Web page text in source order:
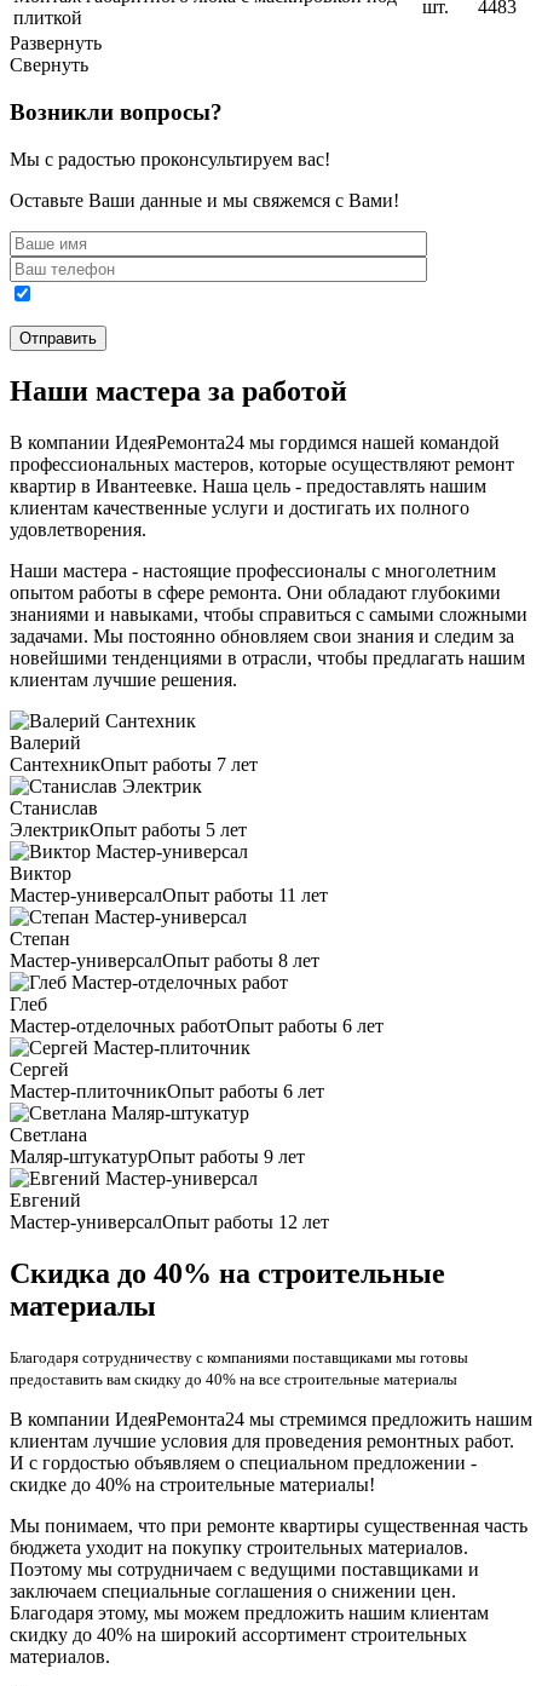
плиткой
шт.
4483
Развернуть
Свернуть
Возникли вопросы?
Мы с радостью проконсультируем вас!
Оставьте Ваши данные и мы свяжемся с Вами!
Наши мастера за работой
В компании ИдеяРемонта24 мы гордимся нашей командой
профессиональных мастеров, которые осуществляют ремонт
квартир в Ивантеевке. Наша цель - предоставлять нашим
клиентам качественные услуги и достигать их полного
удовлетворения.
Наши мастера - настоящие профессионалы с многолетним
опытом работы в сфере ремонта. Они обладают глубокими
знаниями и навыками, чтобы справиться с самыми сложными
задачами. Мы постоянно обновляем свои знания и следим за
новейшими тенденциями в отрасли, чтобы предлагать нашим
клиентам лучшие решения.
Валерий
СантехникОпыт работы 7 лет
Станислав
ЭлектрикОпыт работы 5 лет
Виктор
Мастер-универсалОпыт работы 11 лет
Степан
Мастер-универсалОпыт работы 8 лет
Глеб
Мастер-отделочных работОпыт работы 6 лет
Сергей
Мастер-плиточникОпыт работы 6 лет
Светлана
Маляр-штукатурОпыт работы 9 лет
Евгений
Мастер-универсалОпыт работы 12 лет
Скидка до 40% на строительные
материалы
Благодаря сотрудничеству с компаниями поставщиками мы готовы
предоставить вам скидку до 40% на все строительные материалы
В компании ИдеяРемонта24 мы стремимся предложить нашим
клиентам лучшие условия для проведения ремонтных работ.
И с гордостью объявляем о специальном предложении -
скидке до 40% на строительные материалы!
Мы понимаем, что при ремонте квартиры существенная часть
бюджета уходит на покупку строительных материалов.
Поэтому мы сотрудничаем с ведущими поставщиками и
заключаем специальные соглашения о снижении цен.
Благодаря этому, мы можем предложить нашим клиентам
скидку до 40% на широкий ассортимент строительных
материалов.